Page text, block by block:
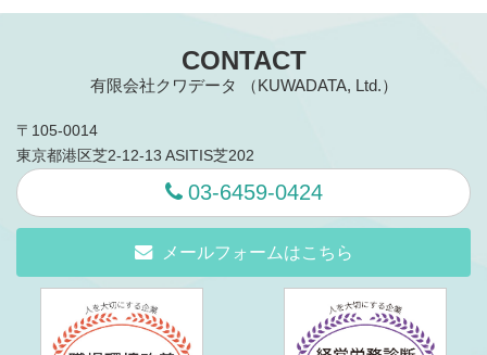
CONTACT
有限会社クワデータ （KUWADATA, Ltd.）
〒105-0014
東京都港区芝2-12-13 ASITIS芝202
03-6459-0424
メールフォームはこちら